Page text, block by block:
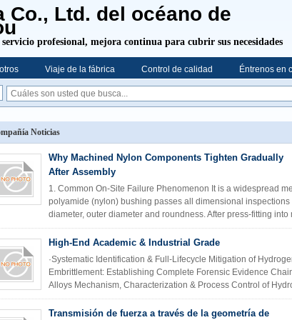
Co., Ltd. del océano de
profesional, mejora continua para cubrir sus necesidades
Viaje de la fábrica Control de calidad Éntrenos en
Noticias
Why Machined Nylon Components Tighten Gradually
After Assembly
1. Common On-Site Failure Phenomenon It is a widespread
polyamide (nylon) bushing passes all dimensional
diameter, outer diameter and roundness. After press-fitting
High-End Academic & Industrial Grade
·Systematic Identification & Full-Lifecycle Mitigation of
Embrittlement: Establishing Complete Forensic Evidence
Alloys Mechanism, Characterization & Process Control of
Transmisión de fuerza a través de la geometría de